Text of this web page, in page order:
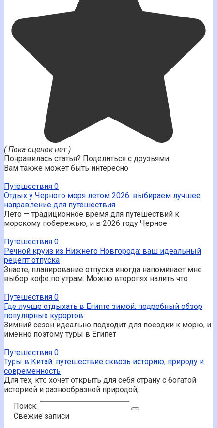
( Пока оценок нет )
Понравилась статья? Поделиться с друзьями:
Вам также может быть интересно
Путешествия 0
Отдых у Черного моря летом 2026: выбираем лучшее
направление для путешествия
Лето — традиционное время для путешествий к
морскому побережью, и в 2026 году Черное
Путешествия 0
Речной круиз из Нижнего Новгорода: ваш идеальный
рецепт отпуска
Знаете, планирование отпуска иногда напоминает мне
выбор кофе по утрам. Можно второпях налить что
Путешествия 0
Где лучше отдыхать в Египте зимой: подробный обзор
популярных курортов
Зимний сезон идеально подходит для поездки к морю, и
именно поэтому туры в Египет
Путешествия 0
Туры в Китай: путешествие сквозь историю, природу и
современность
Для тех, кто хочет открыть для себя страну с богатой
историей и разнообразной природой,
Поиск:
Свежие записи